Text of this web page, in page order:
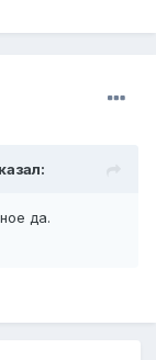
да.